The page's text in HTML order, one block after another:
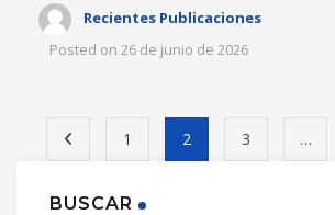
Recientes Publicaciones
Posted on 26 de junio de 2026
1 2 3 …
BUSCAR